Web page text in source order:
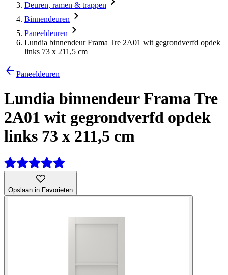
Deuren, ramen & trappen
Binnendeuren
Paneeldeuren
Lundia binnendeur Frama Tre 2A01 wit gegrondverfd opdek
links 73 x 211,5 cm
Paneeldeuren
Lundia binnendeur Frama Tre
2A01 wit gegrondverfd opdek
links 73 x 211,5 cm
Opslaan in Favorieten